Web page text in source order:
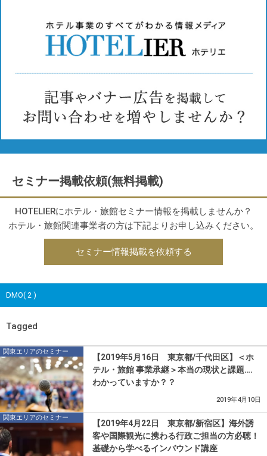
セミナー掲載依頼(無料掲載)
HOTELIERにホテル・旅館セミナー情報を掲載しませんか？
ホテル・旅館関連事業者の方は下記よりお申し込みください。
セミナー情報掲載を依頼する
DMO( 2 )
Tagged
関東エリアのセミナー
【2019年5月16日 東京都/千代田区】＜ホ
テル・旅館 事業承継＞本当の現状と課題….
わかっていますか？？
2019年4月10日
関東エリアのセミナー
【2019年4月22日 東京都/新宿区】海外誘
客や国際観光に携わる行政ご担当の方必聴！
基礎から学べるインバウンド講座